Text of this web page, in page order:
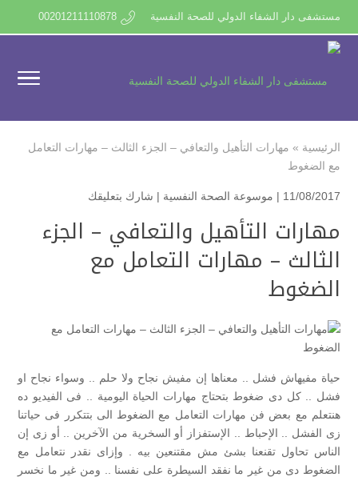
مستشفى دار الشفاء الدولي للصحة النفسية 00201211110878
الرئيسية » مهارات التأهيل والتعافي – الجزء الثالث – مهارات التعامل
مع الضغوط
11/08/2017 | موسوعة الصحة النفسية | شارك بتعليقك
مهارات التأهيل والتعافي – الجزء
الثالث – مهارات التعامل مع
الضغوط
حياة مفيهاش فشل .. معناها إن مفيش نجاح ولا حلم .. وسواء نجاح او
فشل .. كل دى ضغوط بتحتاج مهارات الحياة اليومية .. فى الفيديو ده
هنتعلم مع بعض فن مهارات التعامل مع الضغوط الى بتتكرر فى حياتنا
زى الفشل .. الإحباط .. الإستفزاز أو السخرية من الآخرين .. أو زى إن
الناس تحاول تقنعنا بشئ مش مقتنعين بيه . وإزاى نقدر نتعامل مع
الضغوط دى من غير ما نفقد السيطرة على نفسنا .. ومن غير ما نخسر